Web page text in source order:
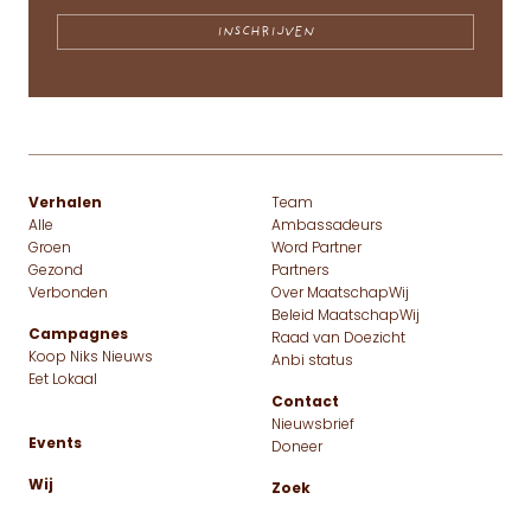
Verhalen
Alle
Groen
Gezond
Verbonden
Campagnes
Koop Niks Nieuws
Eet Lokaal
Events
Wij
Team
Ambassadeurs
Word Partner
Partners
Over MaatschapWij
Beleid MaatschapWij
Raad van Doezicht
Anbi status
Contact
Nieuwsbrief
Doneer
Zoek